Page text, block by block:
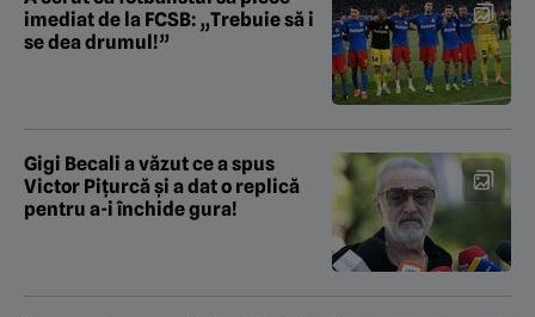
imediat de la FCSB: „Trebuie să i
se dea drumul!”
Gigi Becali a văzut ce a spus
Victor Pițurcă și a dat o replică
pentru a-i închide gura!